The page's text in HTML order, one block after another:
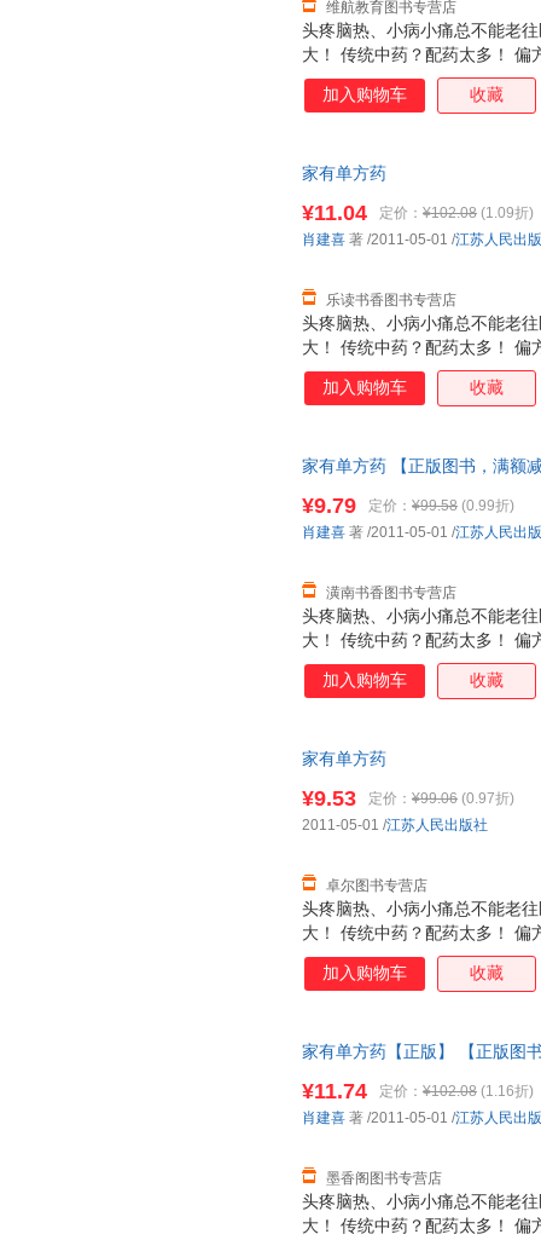
头疼脑热、小病小痛总不能老
大！ 传统中药？配药太多！ 偏
紧收藏单方药！ 《家有单方药
药里精心挑选出最适合家庭使
关节疼痛 等都能用单方药解决
维航教育图书专营店
加入购物车 收藏
家有单方药
头疼脑热、小病小痛总不能老
大！ 传统中药？配药太多！ 偏
紧收藏单方药！ 《家有单方药
药里精心挑选出最适合家庭使
关节疼痛 等都能用单方药解决
¥11.04 定价： ¥102.08 (1.09折)
乐读书香图书专营店
肖建喜 著 /2011-05-01 /江苏人民出
加入购物车 收藏
家有单方药 【正版图书，满额
头疼脑热、小病小痛总不能老
大！ 传统中药？配药太多！ 偏
紧收藏单方药！ 《家有单方药
药里精心挑选出最适合家庭使
关节疼痛 等都能用单方药解决
¥9.79 定价： ¥99.58 (0.99折)
潢南书香图书专营店
肖建喜 著 /2011-05-01 /江苏人民出
加入购物车 收藏
家有单方药
头疼脑热、小病小痛总不能老
大！ 传统中药？配药太多！ 偏
紧收藏单方药！ 《家有单方药
药里精心挑选出最适合家庭使
关节疼痛 等都能用单方药解决
¥9.53 定价： ¥99.06 (0.97折)
卓尔图书专营店
2011-05-01 /江苏人民出版社
加入购物车 收藏
家有单方药【正版】 【正版图
头疼脑热、小病小痛总不能老
大！ 传统中药？配药太多！ 偏
¥11.74 定价： ¥102.08 (1.16折)
墨香阁图书专营店
肖建喜 著 /2011-05-01 /江苏人民出